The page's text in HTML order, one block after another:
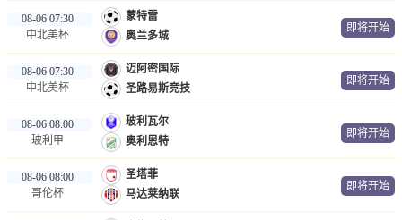
08-06 07:30
中北美杯
蒙特雷
奥兰多城
即将开始
08-06 07:30
中北美杯
迈阿密国际
圣路易斯竞技
即将开始
08-06 08:00
玻利甲
玻利瓦尔
奥利恩特
即将开始
08-06 08:00
哥伦杯
圣塔菲
马达莱纳联
即将开始